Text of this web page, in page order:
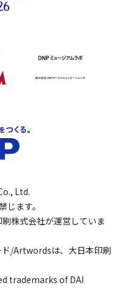
Ltd.
ます。
株式会社が運営していま
/Artwordsは、大日本印刷
trademarks of DAI